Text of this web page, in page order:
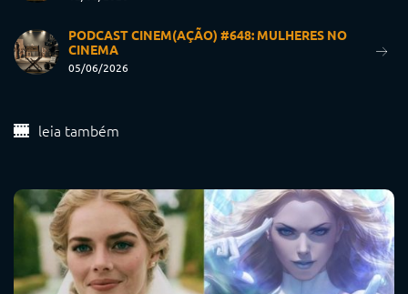
PODCAST CINEM(AÇÃO) #648: MULHERES NO
CINEMA
05/06/2026
leia também